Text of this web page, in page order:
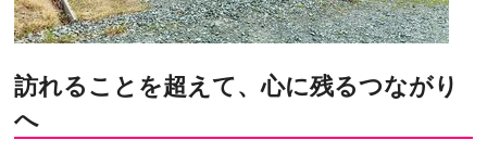
訪れることを超えて、心に残るつながり
へ